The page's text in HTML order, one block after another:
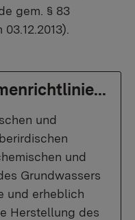
gem. § 83
und
und
Grundwassers
und erheblich
Herstellung des